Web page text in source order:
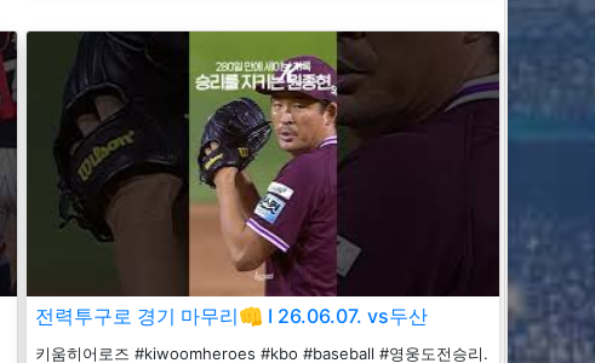
전력투구로 경기 마무리👊 I 26.06.07. vs두산
키움히어로즈 #kiwoomheroes #kbo #baseball #영웅도전승리.